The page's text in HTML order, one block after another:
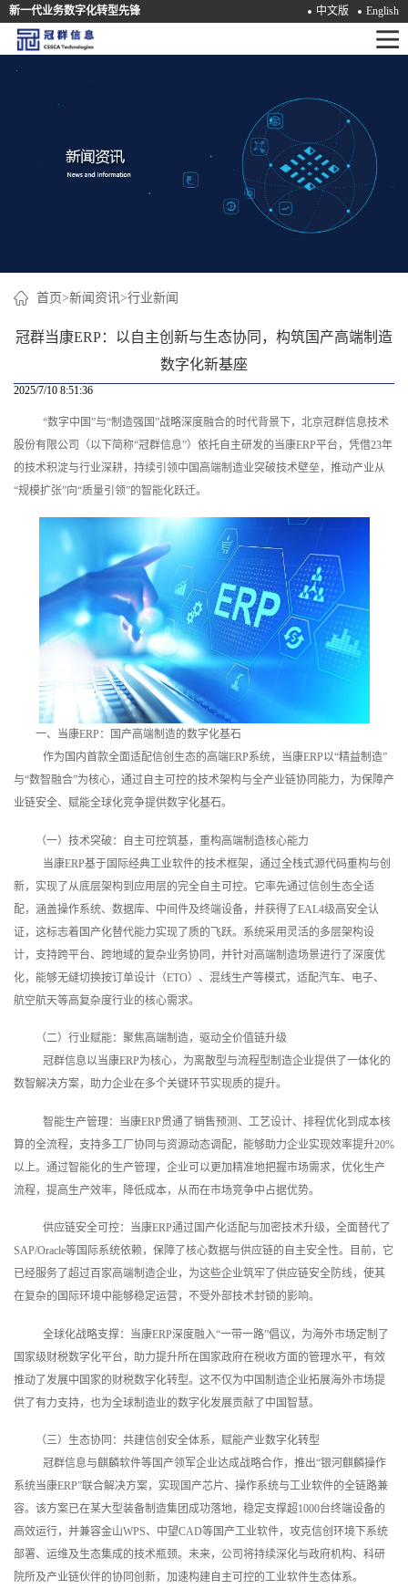
新一代业务数字化转型先锋 中文版 English
首
首页>新闻资讯>行业新闻
冠群当康ERP：以自主创新与生态协同，构筑国产高端制造
数字化新基座
2025/7/10 8:51:36
“数字中国”与“制造强国”战略深度融合的时代背景下，北京冠群信息技术
股份有限公司（以下简称“冠群信息”）依托自主研发的当康ERP平台，凭借23年
的技术积淀与行业深耕，持续引领中国高端制造业突破技术壁垒，推动产业从
“规模扩张”向“质量引领”的智能化跃迁。
一、当康ERP：国产高端制造的数字化基石
作为国内首款全面适配信创生态的高端ERP系统，当康ERP以“精益制造”
与“数智融合”为核心，通过自主可控的技术架构与全产业链协同能力，为保障产
业链安全、赋能全球化竞争提供数字化基石。
（一）技术突破：自主可控筑基，重构高端制造核心能力
当康ERP基于国际经典工业软件的技术框架，通过全栈式源代码重构与创
新，实现了从底层架构到应用层的完全自主可控。它率先通过信创生态全适
配，涵盖操作系统、数据库、中间件及终端设备，并获得了EAL4级高安全认
证，这标志着国产化替代能力实现了质的飞跃。系统采用灵活的多层架构设
计，支持跨平台、跨地域的复杂业务协同，并针对高端制造场景进行了深度优
化，能够无缝切换按订单设计（ETO）、混线生产等模式，适配汽车、电子、
航空航天等高复杂度行业的核心需求。
（二）行业赋能：聚焦高端制造，驱动全价值链升级
冠群信息以当康ERP为核心，为离散型与流程型制造企业提供了一体化的
数智解决方案，助力企业在多个关键环节实现质的提升。
智能生产管理：当康ERP贯通了销售预测、工艺设计、排程优化到成本核
算的全流程，支持多工厂协同与资源动态调配，能够助力企业实现效率提升20%
以上。通过智能化的生产管理，企业可以更加精准地把握市场需求，优化生产
流程，提高生产效率，降低成本，从而在市场竞争中占据优势。
供应链安全可控：当康ERP通过国产化适配与加密技术升级，全面替代了
SAP/Oracle等国际系统依赖，保障了核心数据与供应链的自主安全性。目前，它
已经服务了超过百家高端制造企业，为这些企业筑牢了供应链安全防线，使其
在复杂的国际环境中能够稳定运营，不受外部技术封锁的影响。
全球化战略支撑：当康ERP深度融入“一带一路”倡议，为海外市场定制了
国家级财税数字化平台，助力提升所在国家政府在税收方面的管理水平，有效
推动了发展中国家的财税数字化转型。这不仅为中国制造企业拓展海外市场提
供了有力支持，也为全球制造业的数字化发展贡献了中国智慧。
（三）生态协同：共建信创安全体系，赋能产业数字化转型
冠群信息与麒麟软件等国产领军企业达成战略合作，推出“银河麒麟操作
系统当康ERP”联合解决方案，实现国产芯片、操作系统与工业软件的全链路兼
容。该方案已在某大型装备制造集团成功落地，稳定支撑超1000台终端设备的
高效运行，并兼容金山WPS、中望CAD等国产工业软件，攻克信创环境下系统
部署、运维及生态集成的技术瓶颈。未来，公司将持续深化与政府机构、科研
院所及产业链伙伴的协同创新，加速构建自主可控的工业软件生态体系。